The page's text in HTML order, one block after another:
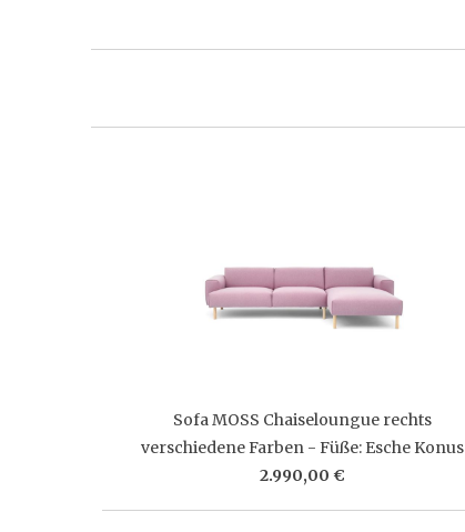
Sofa MOSS Chaiseloungue rechts
verschiedene Farben - Füße: Esche Konus
2.990,00 €